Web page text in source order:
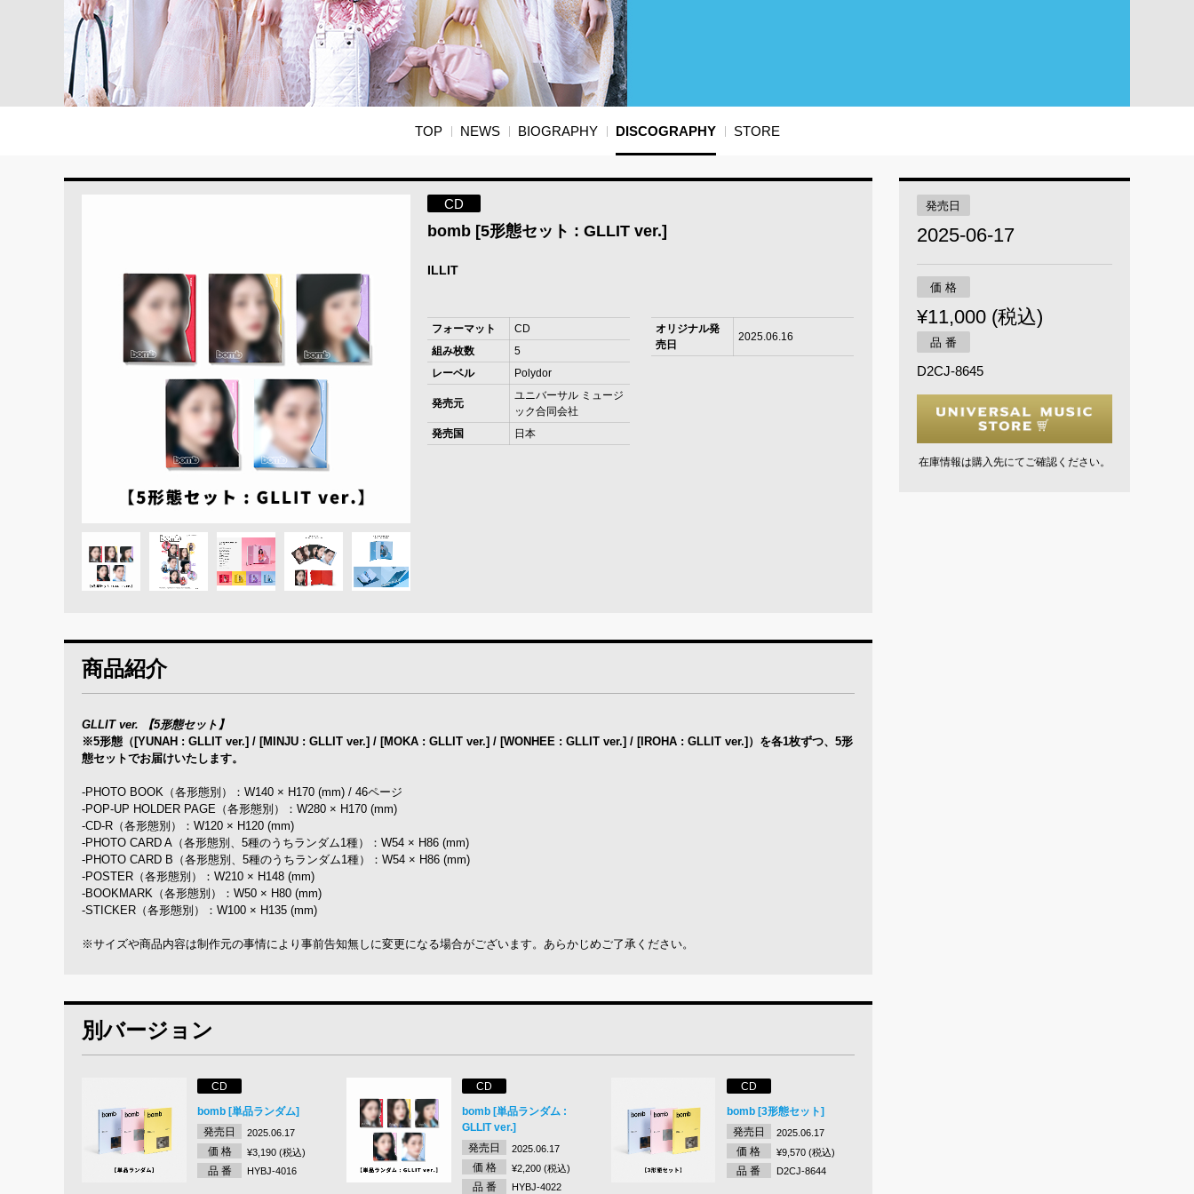
TOP NEWS BIOGRAPHY DISCOGRAPHY STORE
CD
bomb [5形態セット : GLLIT ver.]
ILLIT
フォーマット
CD
組み枚数
5
レーベル
Polydor
発売元
ユニバーサル ミュージ
ック合同会社
発売国
日本
オリジナル発
売日
2025.06.16
商品紹介
GLLIT ver. 【5形態セット】
※5形態（[YUNAH : GLLIT ver.] / [MINJU : GLLIT ver.] / [MOKA : GLLIT ver.] / [WONHEE : GLLIT ver.] / [IROHA : GLLIT ver.]）を各1枚ずつ、5形
態セットでお届けいたします。
-PHOTO BOOK（各形態別）：W140 × H170 (mm) / 46ページ
-POP-UP HOLDER PAGE（各形態別）：W280 × H170 (mm)
-CD-R（各形態別）：W120 × H120 (mm)
-PHOTO CARD A（各形態別、5種のうちランダム1種）：W54 × H86 (mm)
-PHOTO CARD B（各形態別、5種のうちランダム1種）：W54 × H86 (mm)
-POSTER（各形態別）：W210 × H148 (mm)
-BOOKMARK（各形態別）：W50 × H80 (mm)
-STICKER（各形態別）：W100 × H135 (mm)
※サイズや商品内容は制作元の事情により事前告知無しに変更になる場合がございます。あらかじめご了承ください。
別バージョン
CD
bomb [単品ランダム]
発売日
2025.06.17
価 格 ¥3,190 (税込)
品 番 HYBJ-4016
CD
bomb [単品ランダム :
GLLIT ver.]
発売日
2025.06.17
価 格 ¥2,200 (税込)
品 番 HYBJ-4022
CD
bomb [3形態セット]
発売日
2025.06.17
価 格 ¥9,570 (税込)
品 番 D2CJ-8644
発売日
2025-06-17
価 格
¥11,000 (税込)
品 番
D2CJ-8645
在庫情報は購入先にてご確認ください。